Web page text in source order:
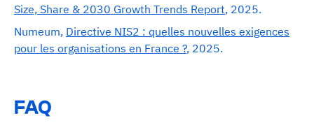
Size, Share & 2030 Growth Trends Report, 2025.
Numeum, Directive NIS2 : quelles nouvelles exigences
pour les organisations en France ?, 2025.
FAQ